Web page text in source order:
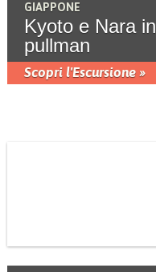
GIAPPONE
Kyoto e Nara in
pullman
Scopri l'Escursione »